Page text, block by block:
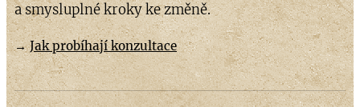
a smysluplné kroky ke změně.
→Jak probíhají konzultace